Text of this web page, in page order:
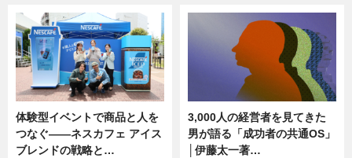
体験型イベントで商品と人を
つなぐ――ネスカフェ アイス
ブレンドの戦略と…
3,000人の経営者を見てきた
男が語る「成功者の共通OS」
│伊藤太一著…